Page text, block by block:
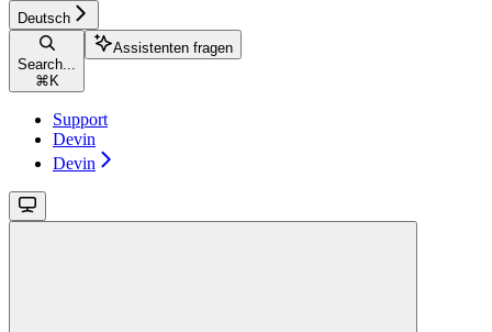
Deutsch
Search...
⌘ K
Assistenten fragen
Support
Devin
Devin